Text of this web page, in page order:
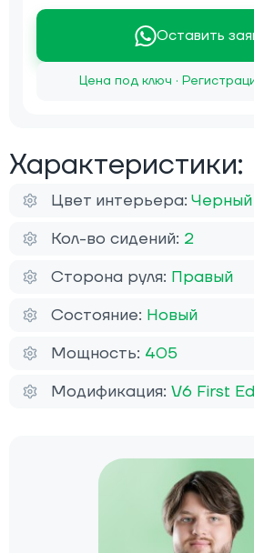
Оставить
Цена под ключ ·
Характеристики:
Цвет интерьера: Черный
Кол-во сидений: 2
Сторона руля: Правый
Состояние: Новый
Мощность: 405
Модификация: V6 First